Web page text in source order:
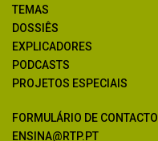
TEMAS
DOSSIÊS
EXPLICADORES
PODCASTS
PROJETOS ESPECIAIS
FORMULÁRIO DE CONTACTO
ENSINA@RTP.PT